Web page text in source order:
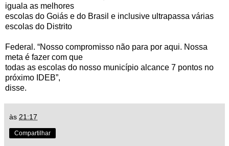
iguala as melhores
escolas do Goiás e do Brasil e inclusive ultrapassa várias
escolas do Distrito
Federal. “Nosso compromisso não para por aqui. Nossa
meta é fazer com que
todas as escolas do nosso município alcance 7 pontos no
próximo IDEB”,
disse.
às 21:17
Compartilhar